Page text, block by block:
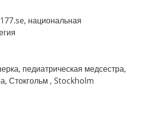
национальная
педиатрическая медсестра,
Стокгольм , Stockholm